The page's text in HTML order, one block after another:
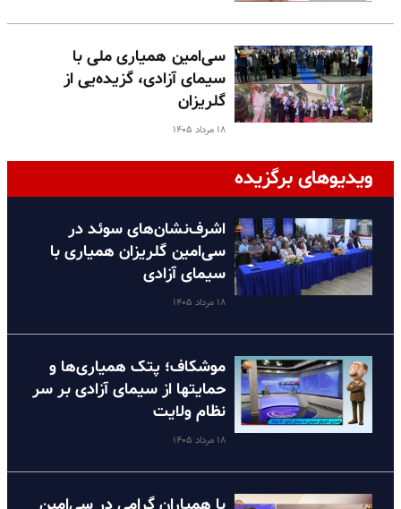
سی‌امین همیاری ملی با
سیمای آزادی، گزیده‌یی از
گلریزان
۱۸ مرداد ۱۴۰۵
ویدیوهای برگزیده
اشرف‌نشان‌های سوئد در
سی‌امین گلریزان همیاری با
سیمای آزادی
۱۸ مرداد ۱۴۰۵
موشکاف؛ پتک همیاری‌ها و
حمایتها از سیمای آزادی بر سر
نظام ولایت
۱۸ مرداد ۱۴۰۵